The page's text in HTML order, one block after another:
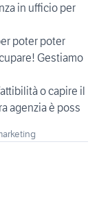
in ufficio per
poter poter
Gestiamo
o capire il
agenzia è poss